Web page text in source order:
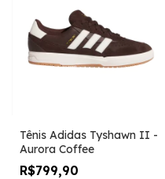
Tênis Adidas Tyshawn II -
Aurora Coffee
R$799,90